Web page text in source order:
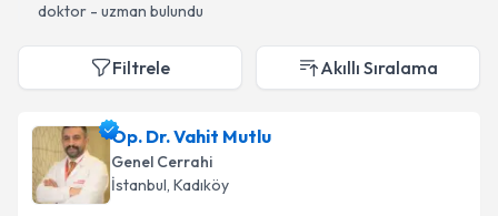
doktor - uzman bulundu
Filtrele Akıllı Sıralama
Op. Dr. Vahit Mutlu
Genel Cerrahi
İstanbul, Kadıköy